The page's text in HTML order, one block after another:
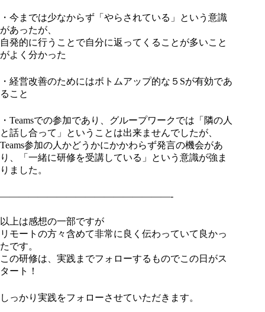
・今までは少なからず「やらされている」という意識
があったが、
自発的に行うことで自分に返ってくることが多いこと
がよく分かった
・経営改善のためにはボトムアップ的な５Sが有効であ
ること
・Teamsでの参加であり、グループワークでは「隣の人
と話し合って」ということは出来ませんでしたが、
Teams参加の人かどうかにかかわらず発言の機会があ
り、「一緒に研修を受講している」という意識が強ま
りました。
——————————————————-
以上は感想の一部ですが
リモートの方々含めて非常に良く伝わっていて良かっ
たです。
この研修は、実践までフォローするものでこの日がス
タート！
しっかり実践をフォローさせていただきます。